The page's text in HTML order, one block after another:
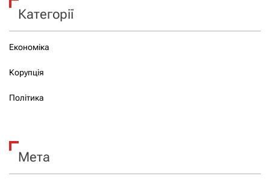
Категорії
Економіка
Корупція
Політика
Мета